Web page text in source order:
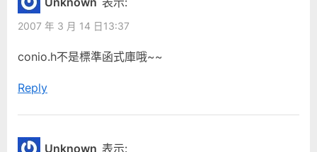
o
u
o
:
限
字
2007 年 3 月 14 日13:37
conio.h不是標準函式庫哦~~
Reply
Unknown 表示: